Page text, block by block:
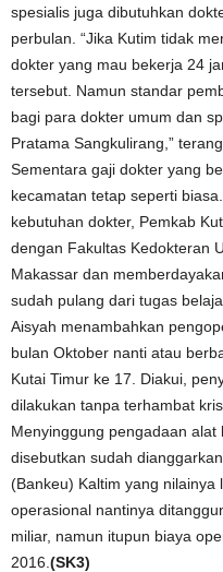
spesialis juga dibutuhkan
perbulan. “Jika Kutim tidak
dokter yang mau bekerja 24
tersebut. Namun standar
bagi para dokter umum dan
Pratama Sangkulirang,” terang
Sementara gaji dokter yang
kecamatan tetap seperti
kebutuhan dokter, Pemkab
dengan Fakultas Kedokteran
Makassar dan
sudah pulang dari tugas
Aisyah menambahkan
bulan Oktober nanti atau
Kutai Timur ke 17. Diakui,
dilakukan tanpa terhambat
Menyinggung pengadaan alat
disebutkan sudah
(Bankeu) Kaltim yang nilainya
operasional nantinya
miliar, namun itupun biaya
2016. (SK3)